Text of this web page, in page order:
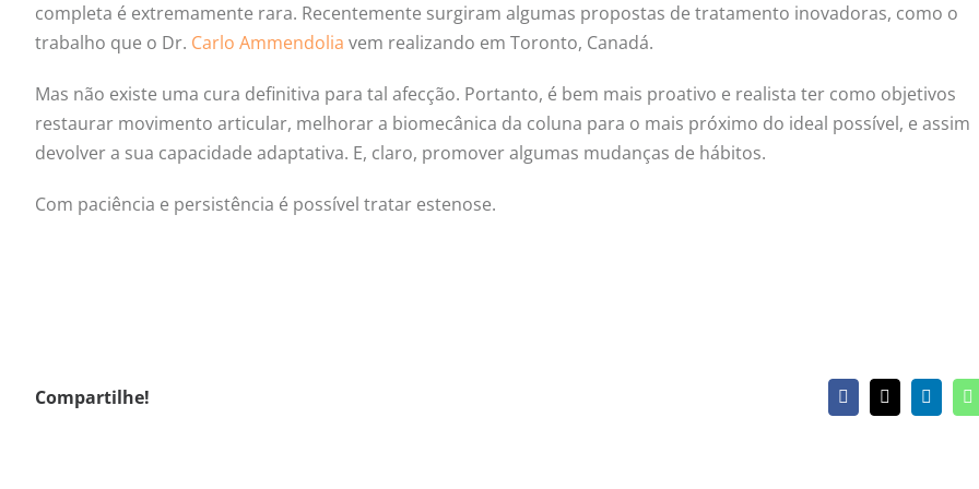
completa é extremamente rara. Recentemente surgiram algumas propostas de tratamento inovadoras, como o
trabalho que o Dr. Carlo Ammendolia vem realizando em Toronto, Canadá.
Mas não existe uma cura definitiva para tal afecção. Portanto, é bem mais proativo e realista ter como objetivos
restaurar movimento articular, melhorar a biomecânica da coluna para o mais próximo do ideal possível, e assim
devolver a sua capacidade adaptativa. E, claro, promover algumas mudanças de hábitos.
Com paciência e persistência é possível tratar estenose.
Compartilhe! Facebook
X LinkedIn